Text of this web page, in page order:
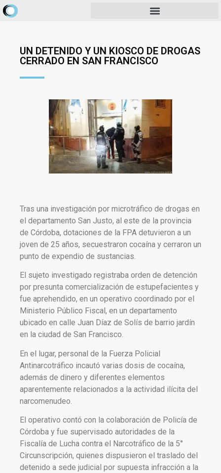
UN DETENIDO Y UN KIOSCO DE DROGAS
CERRADO EN SAN FRANCISCO
Tras una investigación por microtráfico de drogas en
el departamento San Justo, al este de la provincia
de Córdoba, dotaciones de la FPA detuvieron a un
joven de 25 años, secuestraron cocaína y cerraron un
punto de expendio de sustancias.
El sujeto investigado registraba orden de detención
por presunta comercialización de estupefacientes y
fue aprehendido, en un operativo coordinado por el
Ministerio Público Fiscal, en un departamento
ubicado en calle Juan Díaz de Solís de barrio jardín
en la ciudad de San Francisco.
En el lugar, personal de la Fuerza Policial
Antinarcotráfico incautó varias dosis de cocaína,
además de dinero y diferentes elementos
aparentemente relacionados a la actividad ilícita del
narcomenudeo.
El operativo contó con la colaboración de Policía de
Córdoba y fue supervisado autoridades de la
Fiscalía de Lucha contra el Narcotráfico de la 5°
Circunscripción, quienes dispusieron el traslado del
detenido a sede judicial por supuesta infracción a la